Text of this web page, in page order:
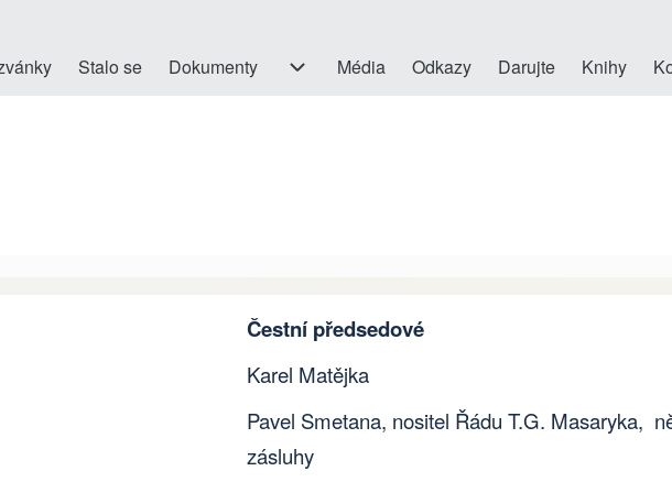
Stalo se Dokumenty
Dokumenty sub-navigation
Média Odkazy Darujte Knihy
Čestní předsedové
Karel Matějka
Pavel Smetana, nositel Řádu T.G. Masaryka,
zásluhy